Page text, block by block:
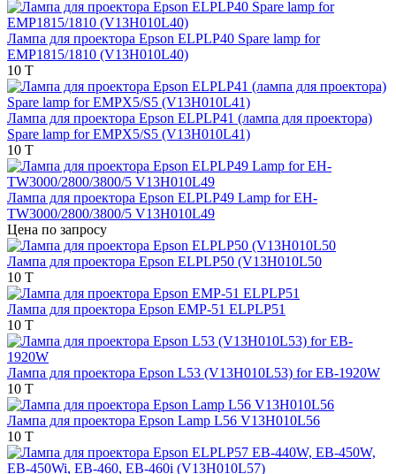
Лампа для проектора Epson ELPLP40 Spare lamp for
EMP1815/1810 (V13H010L40)
10 T
Лампа для проектора Epson ELPLP41 (лампа для проектора)
Spare lamp for EMPX5/S5 (V13H010L41)
10 T
Лампа для проектора Epson ELPLP49 Lamp for EH-
TW3000/2800/3800/5 V13H010L49
Цена по запросу
Лампа для проектора Epson ELPLP50 (V13H010L50
10 T
Лампа для проектора Epson EMP-51 ELPLP51
10 T
Лампа для проектора Epson L53 (V13H010L53) for EB-1920W
10 T
Лампа для проектора Epson Lamp L56 V13H010L56
10 T